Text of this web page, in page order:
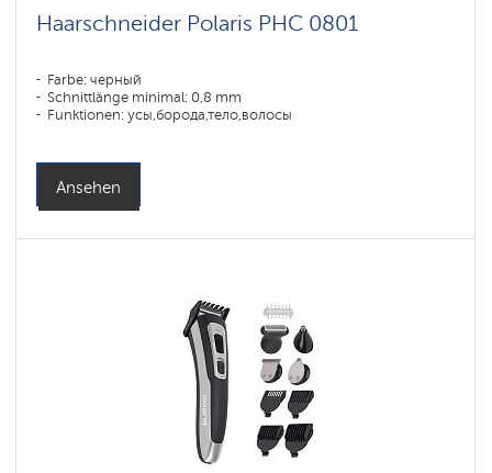
Haarschneider Polaris PHC 0801
Farbe: черный
Schnittlänge minimal: 0,8 mm
Funktionen: усы,борода,тело,волосы
Ansehen